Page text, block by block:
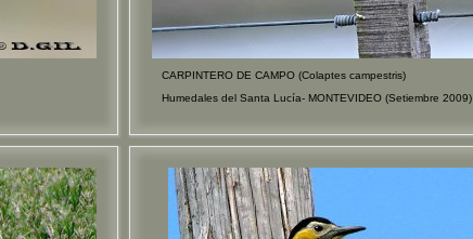
CARPINTERO DE CAMPO (Colaptes campestris)
Humedales del Santa Lucía- MONTEVIDEO (Setiembre 2009)